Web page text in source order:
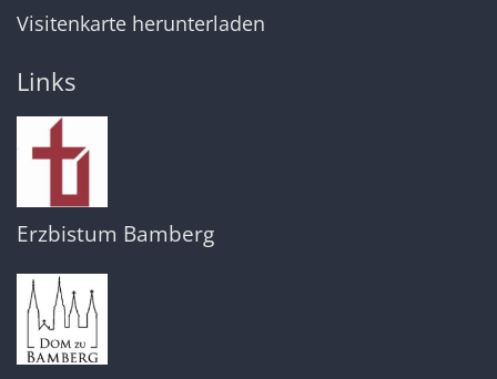
Visitenkarte herunterladen
Links
Erzbistum Bamberg